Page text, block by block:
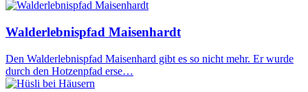
Walderlebnispfad Maisenhardt
Den Walderlebnispfad Maisenhard gibt es so nicht mehr. Er wurde
durch den Hotzenpfad erse…